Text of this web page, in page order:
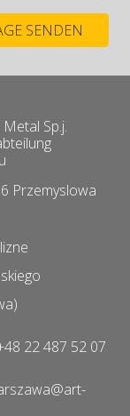
Metal Sp.j.
Przemyslowa
22 487 52 07